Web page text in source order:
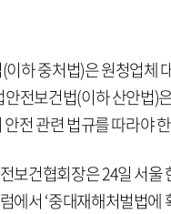
이하 중처법)은 원청업체
안전보건법(이하 산안법)
전 관련 법규를 따라야
보건협회장은 24일 서
에서 ‘중대재해처벌법에